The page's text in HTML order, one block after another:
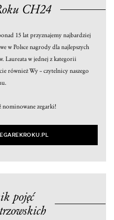
CH24
15 lat przyznajemy najbardziej
w Polsce nagrody dla najlepszych
Laureata w jednej z kategorii
również Wy – czytelnicy naszego
nominowane zegarki!
pojęć